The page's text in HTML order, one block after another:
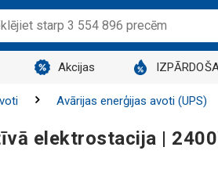
Akcijas
Avārijas enerģijas avoti (UPS)
elektrostacija |